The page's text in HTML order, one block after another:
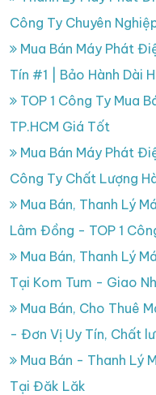
Công Ty Chuyên
Mua Bán Máy Phát
Tín #1 | Bảo Hành Dài
TOP 1 Công Ty Mua
TP.HCM Giá Tốt
Mua Bán Máy Phát
Công Ty Chất Lượng
Mua Bán, Thanh Lý
Lâm Đồng - TOP 1
Mua Bán, Thanh Lý
Tại Kom Tum - Giao
Mua Bán, Cho Thuê
- Đơn Vị Uy Tín, Chất
Mua Bán - Thanh Lý
Tại Đăk Lăk